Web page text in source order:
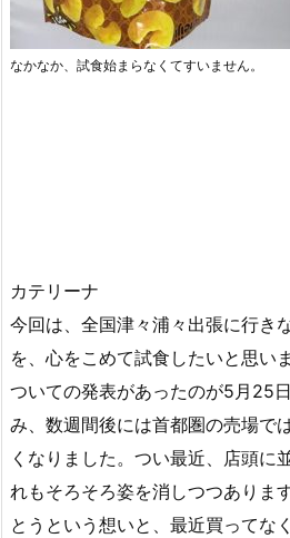
なかなか、試食始まらなくてすいません。
カテリーナ
今回は、全国津々浦々出張に行き
を、心をこめて試食したいと思い
ついての発表があったのが5月25
み、数週間後には首都圏の売場で
くなりました。つい最近、店頭に
れもそろそろ姿を消しつつありま
とうという想いと、最近買ってな